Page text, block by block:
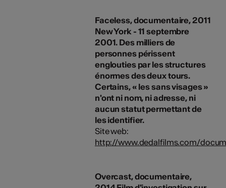
Faceless, documentaire, 2011
New York - 11 septembre
2001. Des milliers de
personnes périssent
englouties par les structures
énormes des deux tours.
Certains, « les sans visages »
n'ont ni nom, ni adresse, ni
aucun statut permettant de
les identifier.
Site web:
http://www.dedalfilms.com/
Overcast, documentaire,